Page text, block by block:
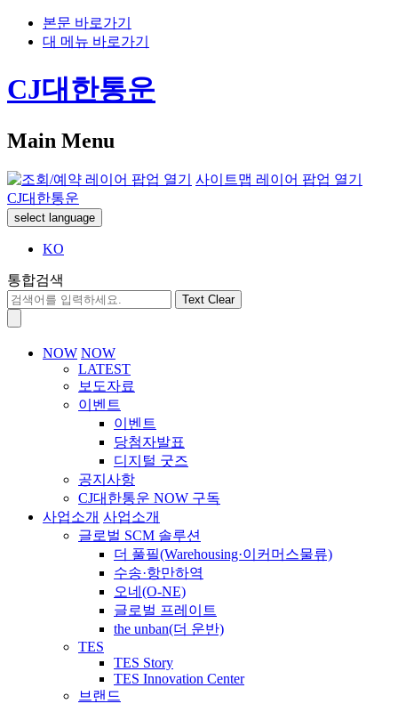
본문 바로가기
대 메뉴 바로가기
CJ대한통운
Main Menu
사이트맵 레이어 팝업 열기
CJ대한통운
select language
KO
통합검색
Text Clear
NOW NOW
LATEST
보도자료
이벤트
이벤트
당첨자발표
디지털 굿즈
공지사항
CJ대한통운 NOW 구독
사업소개 사업소개
글로벌 SCM 솔루션
더 풀필(Warehousing·이커머스물류)
수송·항만하역
오네(O-NE)
글로벌 프레이트
the unban(더 운반)
TES
TES Story
TES Innovation Center
브랜드